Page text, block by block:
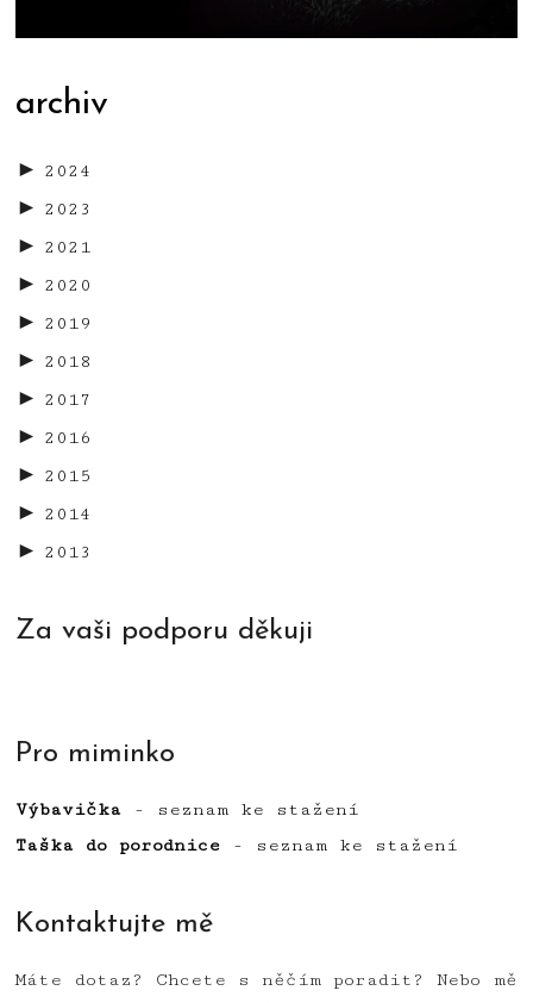
archiv
► 2024
► 2023
► 2021
► 2020
► 2019
► 2018
► 2017
► 2016
► 2015
► 2014
► 2013
Za vaši podporu děkuji
Pro miminko
Výbavička - seznam ke stažení
Taška do porodnice - seznam ke stažení
Kontaktujte mě
Máte dotaz? Chcete s něčím poradit? Nebo mě